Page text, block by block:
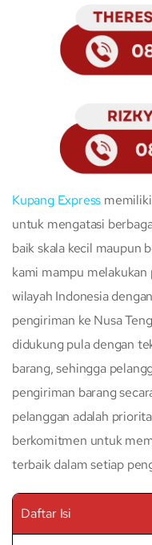
Kupang Express
untuk mengatasi
baik skala kecil maupun
kami mampu
wilayah Indonesia
pengiriman ke Nusa
didukung pula dengan
barang, sehingga
pengiriman barang
pelanggan adalah
berkomitmen untuk
terbaik dalam setiap
Daftar Isi